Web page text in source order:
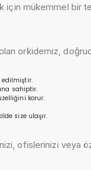
için mükemmel bir
orkidemiz,
edilmiştir.
sahiptir.
korur.
size ulaşır.
ofislerinizi veya